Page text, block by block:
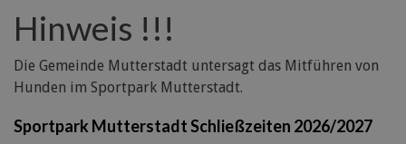
Hinweis !!!
Die Gemeinde Mutterstadt untersagt das Mitführen von
Hunden im Sportpark Mutterstadt.
Sportpark Mutterstadt Schließzeiten 2026/2027